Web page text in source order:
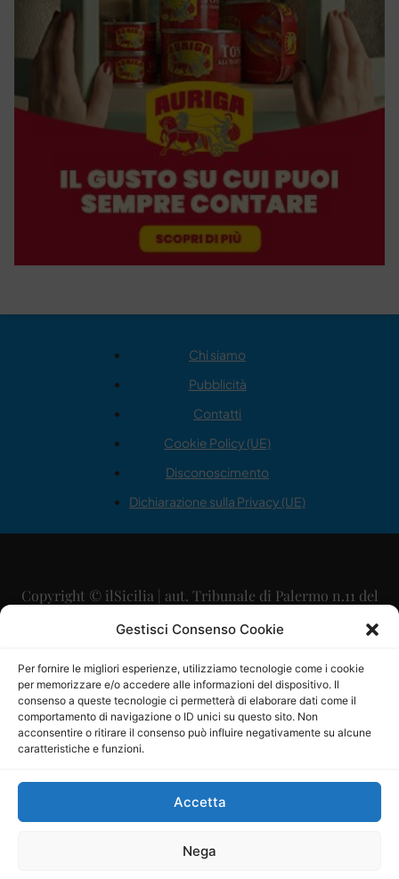
Gestisci Consenso Cookie
Per fornire le migliori esperienze, utilizziamo tecnologie come i cookie
per memorizzare e/o accedere alle informazioni del dispositivo. Il
consenso a queste tecnologie ci permetterà di elaborare dati come il
comportamento di navigazione o ID unici su questo sito. Non
acconsentire o ritirare il consenso può influire negativamente su alcune
caratteristiche e funzioni.
Accetta
Nega
Chi siamo
Pubblicità
Contatti
Cookie Policy (UE)
Disconoscimento
Dichiarazione sulla Privacy (UE)
Copyright © ilSicilia | aut. Tribunale di Palermo n.11 del
29/09/2015
Direttore Editoriale: Maurizio Scaglione
Direttore Responsabile: Maria Calabrese
P.IVA: 06334930820
Mercurio Comunicazione Società Cooperativa a r.l. è
iscritta al Registro degli Operatori di Comunicazione al